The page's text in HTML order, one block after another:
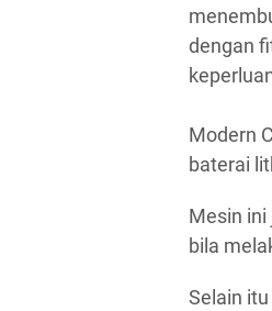
dengan
Modern
baterai
Mesin
bila
Selain